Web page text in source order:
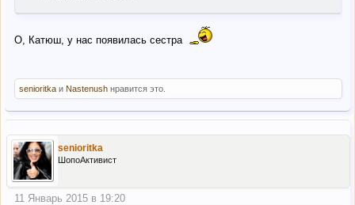
О, Катюш, у нас появилась сестра
senioritka и Nastenush нравится это.
senioritka
ШопоАктивист
11 Январь 2015 в 19:20